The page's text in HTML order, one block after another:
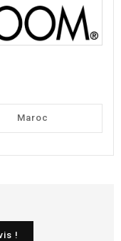
Maroc
!